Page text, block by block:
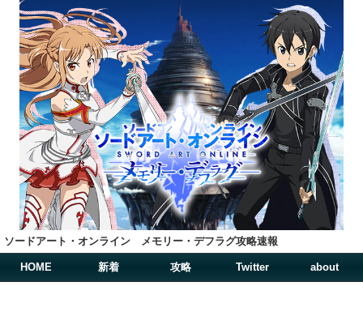
ソードアート・オンライン メモリー・デフラグ攻略速報
HOME 新着 攻略 Twitter about